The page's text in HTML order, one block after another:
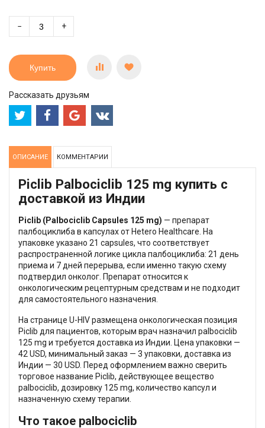
− +
Купить
Рассказать друзьям
ОПИСАНИЕ КОММЕНТАРИИ
Piclib Palbociclib 125 mg купить с
доставкой из Индии
Piclib (Palbociclib Capsules 125 mg) — препарат
палбоциклиба в капсулах от Hetero Healthcare. На
упаковке указано 21 capsules, что соответствует
распространенной логике цикла палбоциклиба: 21 день
приема и 7 дней перерыва, если именно такую схему
подтвердил онколог. Препарат относится к
онкологическим рецептурным средствам и не подходит
для самостоятельного назначения.
На странице U-HIV размещена онкологическая позиция
Piclib для пациентов, которым врач назначил palbociclib
125 mg и требуется доставка из Индии. Цена упаковки —
42 USD, минимальный заказ — 3 упаковки, доставка из
Индии — 30 USD. Перед оформлением важно сверить
торговое название Piclib, действующее вещество
palbociclib, дозировку 125 mg, количество капсул и
назначенную схему терапии.
Что такое palbociclib